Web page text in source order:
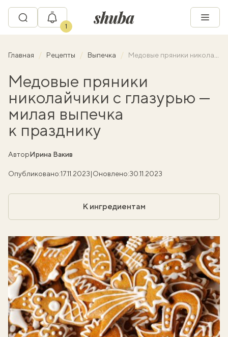
1
Главная Рецепты Выпечка Медовые пряники николайчики с глазурью — милая выпечка к празднику
Медовые пряники
николайчики с глазурью —
милая выпечка
к празднику
АвторИрина Вакив
Опубликовано:17.11.2023|Оновлено:30.11.2023
К ингредиентам